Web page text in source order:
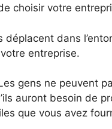
choisir votre
déplacent dans
entreprise.
gens ne peuvent
auront besoin de
que vous avez